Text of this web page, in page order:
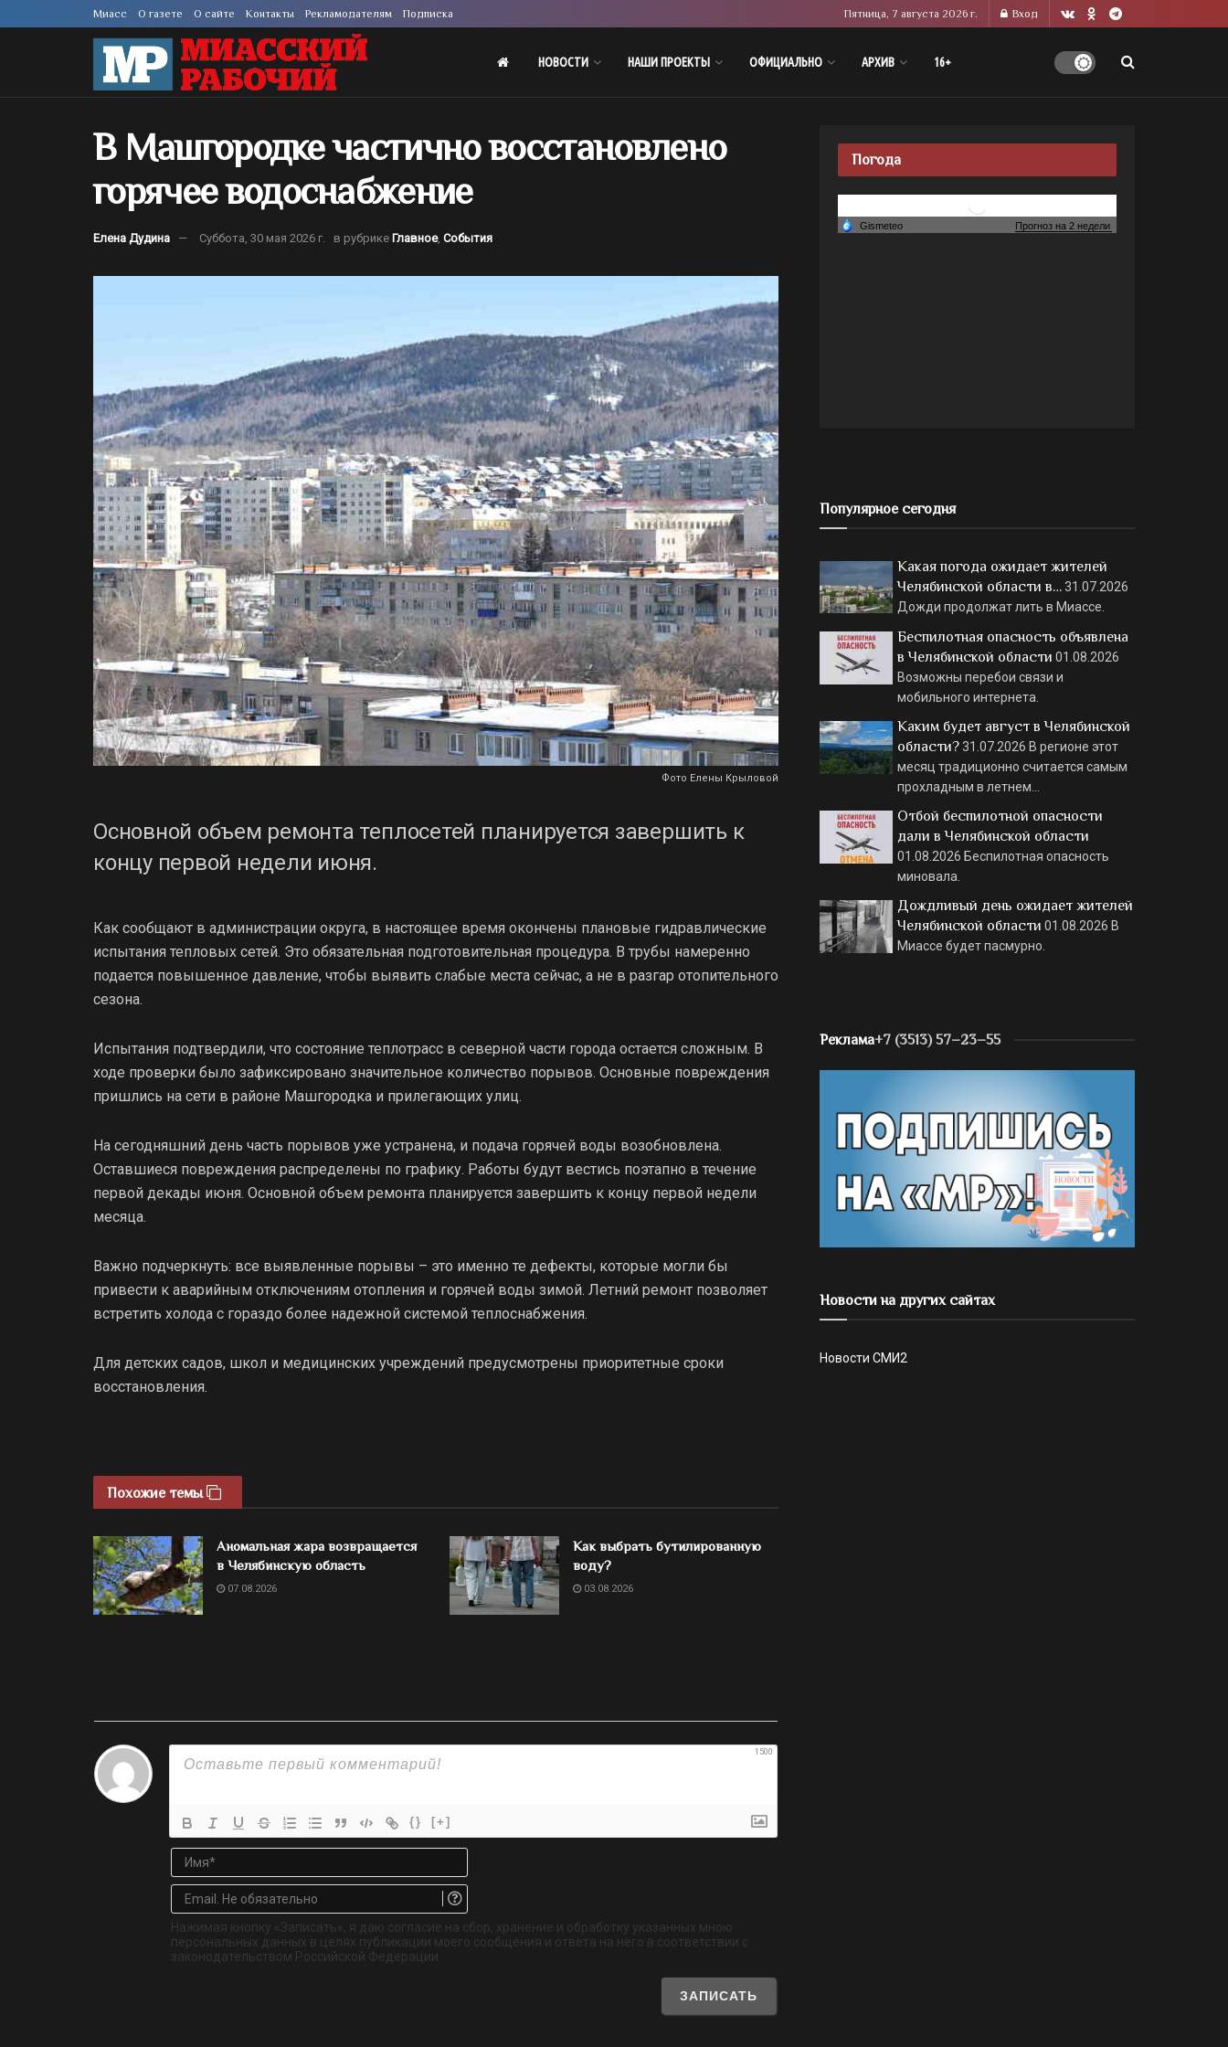
Миасс О газете О сайте Контакты Рекламодателям Подписка Пятница, 7 августа 2026 г. Вход
НОВОСТИ НАШИ ПРОЕКТЫ ОФИЦИАЛЬНО АРХИВ 16+
В Машгородке частично восстановлено
горячее водоснабжение
Елена Дудина Суббота, 30 мая 2026 г. в рубрике Главное, События
Фото Елены Крыловой
Основной объем ремонта теплосетей планируется завершить к
концу первой недели июня.
Как сообщают в администрации округа, в настоящее время окончены плановые гидравлические
испытания тепловых сетей. Это обязательная подготовительная процедура. В трубы намеренно
подается повышенное давление, чтобы выявить слабые места сейчас, а не в разгар отопительного
сезона.
Испытания подтвердили, что состояние теплотрасс в северной части города остается сложным. В
ходе проверки было зафиксировано значительное количество порывов. Основные повреждения
пришлись на сети в районе Машгородка и прилегающих улиц.
На сегодняшний день часть порывов уже устранена, и подача горячей воды возобновлена.
Оставшиеся повреждения распределены по графику. Работы будут вестись поэтапно в течение
первой декады июня. Основной объем ремонта планируется завершить к концу первой недели
месяца.
Важно подчеркнуть: все выявленные порывы – это именно те дефекты, которые могли бы
привести к аварийным отключениям отопления и горячей воды зимой. Летний ремонт позволяет
встретить холода с гораздо более надежной системой теплоснабжения.
Для детских садов, школ и медицинских учреждений предусмотрены приоритетные сроки
восстановления.
Похожие темы
Аномальная жара возвращается
в Челябинскую область
07.08.2026
Как выбрать бутилированную
воду?
03.08.2026
1500
{} [+]
Имя*
Email.
обязательно
Нажимая кнопку «Записать», я даю согласие на сбор, хранение и обработку указанных мною
персональных данных в целях публикации моего сообщения и ответа на него в соответствии с
законодательством Российской Федерации.
Погода
Популярное сегодня
Какая погода ожидает жителей
Челябинской области в…31.07.2026
Дожди продолжат лить в Миассе.
Беспилотная опасность объявлена
в Челябинской области 01.08.2026
Возможны перебои связи и
мобильного интернета.
Каким будет август в Челябинской
области?31.07.2026 В регионе этот
месяц традиционно считается самым
прохладным в летнем…
Отбой беспилотной опасности
дали в Челябинской области
01.08.2026 Беспилотная опасность
миновала.
Дождливый день ожидает жителей
Челябинской области 01.08.2026 В
Миассе будет пасмурно.
Реклама+7 (3513) 57–23–55
Новости на других сайтах
Новости СМИ2